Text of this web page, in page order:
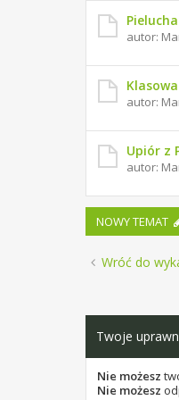
autor:
autor:
Upiór z
autor:
NOWY TEMAT
Wróć do
Twoje
Nie możesz
Nie możesz